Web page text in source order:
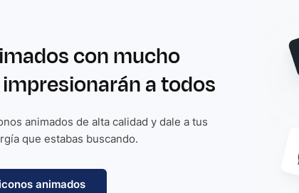
con mucho
a todos
animados de alta calidad y dale a tus
que estabas buscando.
animados